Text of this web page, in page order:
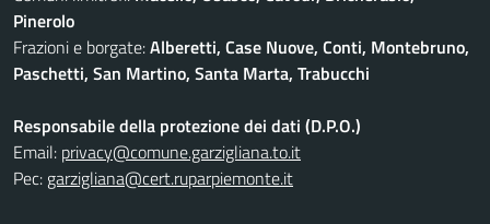
Pinerolo
Frazioni e borgate:Alberetti, Case Nuove, Conti, Montebruno,
Paschetti, San Martino, Santa Marta, Trabucchi
Responsabile della protezione dei dati (D.P.O.)
Email: privacy@comune.garzigliana.to.it
Pec: garzigliana@cert.ruparpiemonte.it